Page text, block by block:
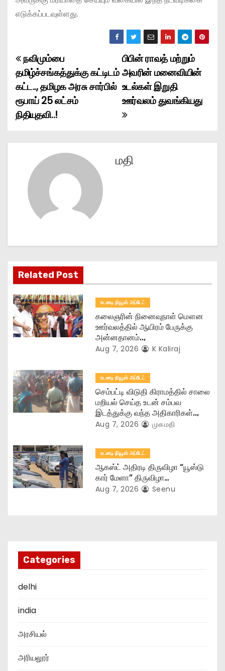
எடுக்கப்படவுள்ளது.
P
o
s
t
n
a
t
i
o
n
பிபின் ராவத் மற்றும்
அவரின் மனைவியின்
உடல்கள் இறுதி
ஊர்வலம் துவங்கியது
நவிமும்பை
தமிழ்ச்சங்கத்துக்கு கட்டிடம்
கட்ட.., தமிழக அரசு சார்பில்
ரூபாய் 25 லட்சம்
நிதியுதவி..!
மதி
Related Post
உடனடி நியூஸ் அப்டேட்
கலைஞரின் நினைவுநாள் மௌன
ஊர்வலத்தில் ஆயிரம் பேருக்கு
அன்னதானம்..,
Aug 7, 2026 K Kaliraj
உடனடி நியூஸ் அப்டேட்
செம்பட்டி விடுதி கிராமத்தில் சாலை
மறியல் செய்த உடன் சம்பவ
இடத்துக்கு வந்த அதிகாரிகள்..,
Aug 7, 2026 முகமதி
உடனடி நியூஸ் அப்டேட்
ஆகஸ்ட் அதிரடி திருவிழா “யூஸ்டு
கார் மேளா” திருவிழா…
Aug 7, 2026 Seenu
Categories
delhi
india
அரசியல்
அரியலூர்